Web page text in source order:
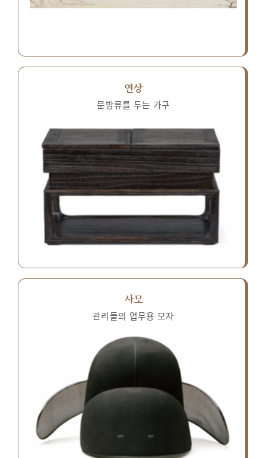
연상
문방류를 두는 가구
사모
관리들의 업무용 모자